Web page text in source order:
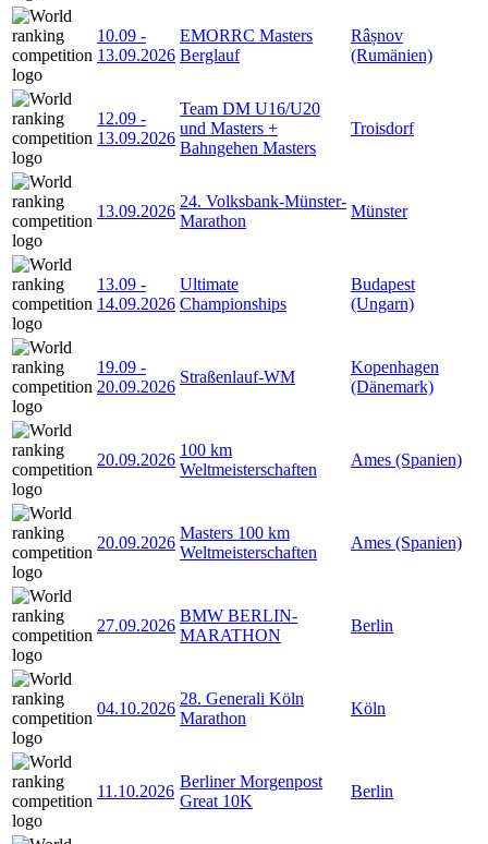
10.09 -
13.09.2026
EMORRC Masters
Berglauf
Râșnov
(Rumänien)
12.09 -
13.09.2026
Team DM U16/U20
und Masters +
Bahngehen Masters
Troisdorf
13.09.2026
24. Volksbank-Münster-
Marathon
Münster
13.09 -
14.09.2026
Ultimate
Championships
Budapest
(Ungarn)
19.09 -
20.09.2026
Straßenlauf-WM
Kopenhagen
(Dänemark)
20.09.2026
100 km
Weltmeisterschaften
Ames (Spanien)
20.09.2026
Masters 100 km
Weltmeisterschaften
Ames (Spanien)
27.09.2026
BMW BERLIN-
MARATHON
Berlin
04.10.2026
28. Generali Köln
Marathon
Köln
11.10.2026
Berliner Morgenpost
Great 10K
Berlin